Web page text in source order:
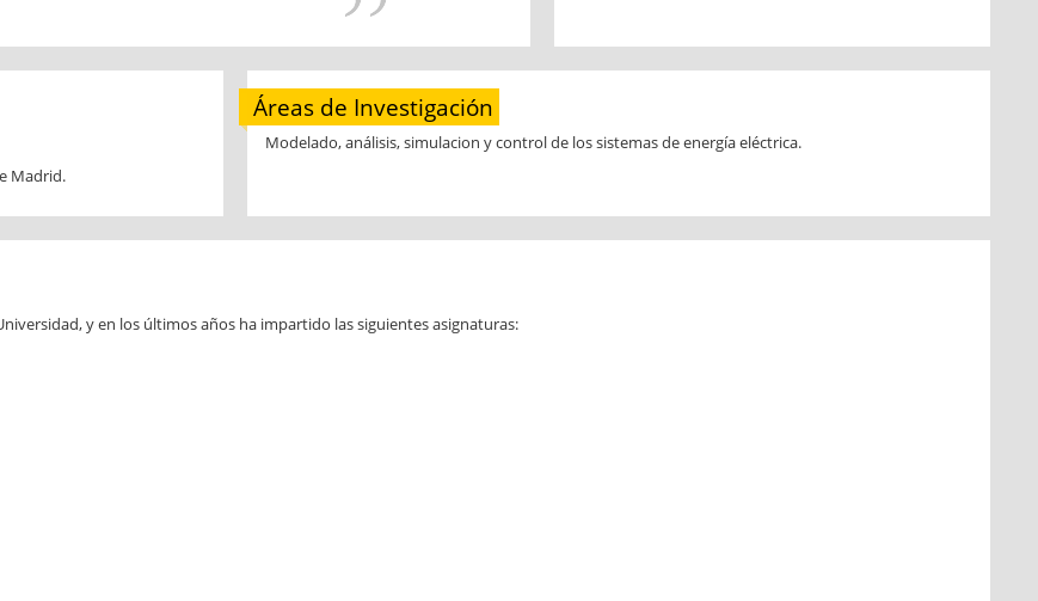
Madrid.
Áreas de Investigación
Modelado, análisis, simulacion y control de los sistemas de energía eléctrica.
y en los últimos años ha impartido las siguientes asignaturas: